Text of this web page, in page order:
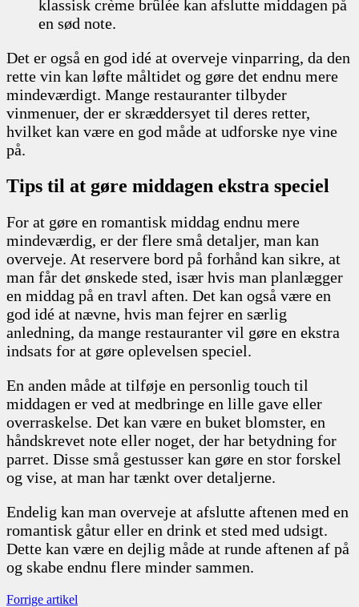
klassisk crème brûlée kan afslutte middagen på
en sød note.
Det er også en god idé at overveje vinparring, da den
rette vin kan løfte måltidet og gøre det endnu mere
mindeværdigt. Mange restauranter tilbyder
vinmenuer, der er skræddersyet til deres retter,
hvilket kan være en god måde at udforske nye vine
på.
Tips til at gøre middagen ekstra speciel
For at gøre en romantisk middag endnu mere
mindeværdig, er der flere små detaljer, man kan
overveje. At reservere bord på forhånd kan sikre, at
man får det ønskede sted, især hvis man planlægger
en middag på en travl aften. Det kan også være en
god idé at nævne, hvis man fejrer en særlig
anledning, da mange restauranter vil gøre en ekstra
indsats for at gøre oplevelsen speciel.
En anden måde at tilføje en personlig touch til
middagen er ved at medbringe en lille gave eller
overraskelse. Det kan være en buket blomster, en
håndskrevet note eller noget, der har betydning for
parret. Disse små gestusser kan gøre en stor forskel
og vise, at man har tænkt over detaljerne.
Endelig kan man overveje at afslutte aftenen med en
romantisk gåtur eller en drink et sted med udsigt.
Dette kan være en dejlig måde at runde aftenen af på
og skabe endnu flere minder sammen.
Forrige artikel